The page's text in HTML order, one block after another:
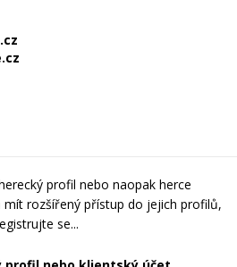
profil nebo naopak herce
rozšířený přístup do jejich profilů,
se...